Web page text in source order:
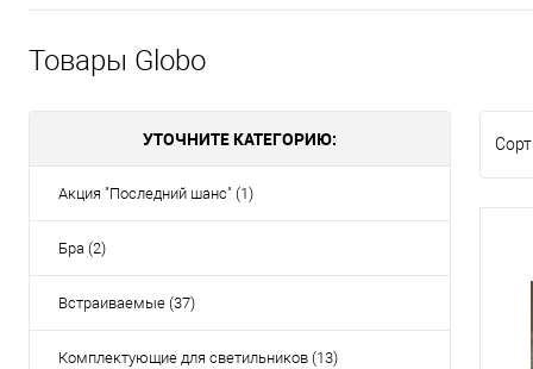
Товары Globo
УТОЧНИТЕ КАТЕГОРИЮ:
Акция "Последний шанс" (1)
Бра (2)
Встраиваемые (37)
Комплектующие для светильников (13)